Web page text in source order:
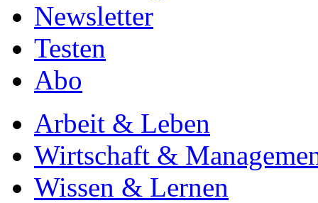
Newsletter
Testen
Abo
Arbeit & Leben
Wirtschaft &
Wissen & Lernen